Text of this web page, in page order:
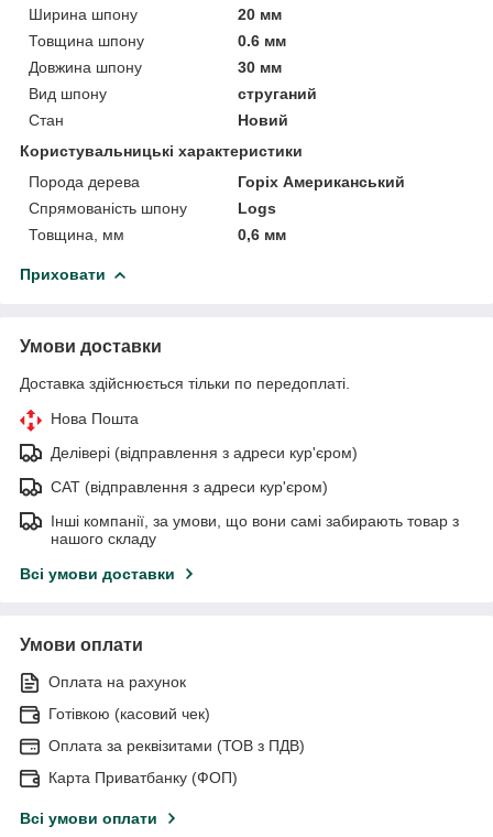
Ширина шпону
20 мм
Товщина шпону
0.6 мм
Довжина шпону
30 мм
Вид шпону
струганий
Стан
Новий
Користувальницькі характеристики
Порода дерева
Горіх Американський
Спрямованість шпону
Logs
Товщина, мм
0,6 мм
Приховати
Умови доставки
Доставка здійснюється тільки по передоплаті.
Нова Пошта
Делівері (відправлення з адреси кур'єром)
САТ (відправлення з адреси кур'єром)
Інші компанії, за умови, що вони самі забирають товар з
нашого складу
Всі умови доставки
Умови оплати
Оплата на рахунок
Готівкою (касовий чек)
Оплата за реквізитами (ТОВ з ПДВ)
Карта Приватбанку (ФОП)
Всі умови оплати